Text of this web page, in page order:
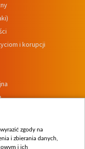
i korupcji
zgody na
i zbierania danych,
i ich